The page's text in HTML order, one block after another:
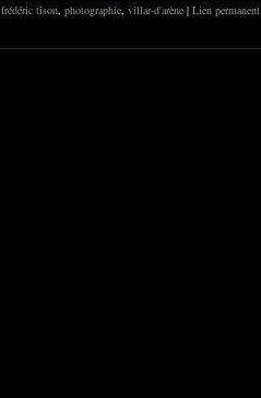
frédéric tison photographie villar-d'arène | Lien permanent